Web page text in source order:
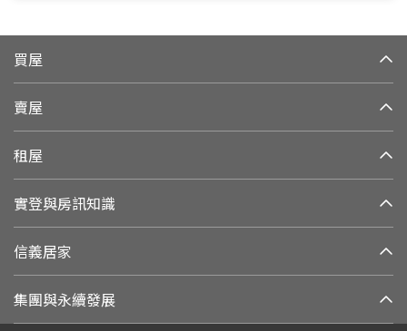
買屋
賣屋
租屋
實登與房訊知識
信義居家
集團與永續發展